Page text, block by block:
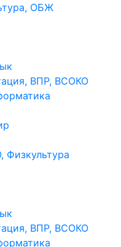
ОБЖ
ВПР, ВСОКО
Физкультура
ВПР, ВСОКО